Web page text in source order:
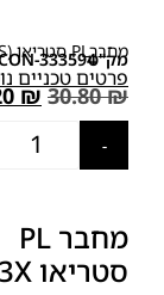
מחברPL סטריאו (
מק"ט333594
פרטים טכניים
30.80₪
₪
-
מחבר PL
סטריאו